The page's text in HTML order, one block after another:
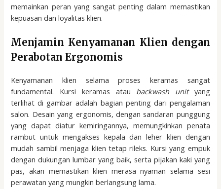
memainkan peran yang sangat penting dalam memastikan
kepuasan dan loyalitas klien.
Menjamin Kenyamanan Klien dengan
Perabotan Ergonomis
Kenyamanan klien selama proses keramas sangat
fundamental. Kursi keramas atau backwash unityang
terlihat di gambar adalah bagian penting dari pengalaman
salon. Desain yang ergonomis, dengan sandaran punggung
yang dapat diatur kemiringannya, memungkinkan penata
rambut untuk mengakses kepala dan leher klien dengan
mudah sambil menjaga klien tetap rileks. Kursi yang empuk
dengan dukungan lumbar yang baik, serta pijakan kaki yang
pas, akan memastikan klien merasa nyaman selama sesi
perawatan yang mungkin berlangsung lama.